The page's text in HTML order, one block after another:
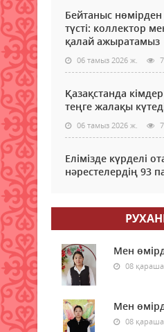
Бейтаныс
түсті: коллектор
қалай ажыратамыз
06 тамыз 2026 ж.
Қазақстанда
теңге жалақы
06 тамыз 2026 ж.
Елімізде күрделі
нәрестелердің 93
ЖОО-ға қабылдауда
06 тамыз 2026 ж.
Enbek.kz:
іздеушілер саны
Мен
08
Мен
08